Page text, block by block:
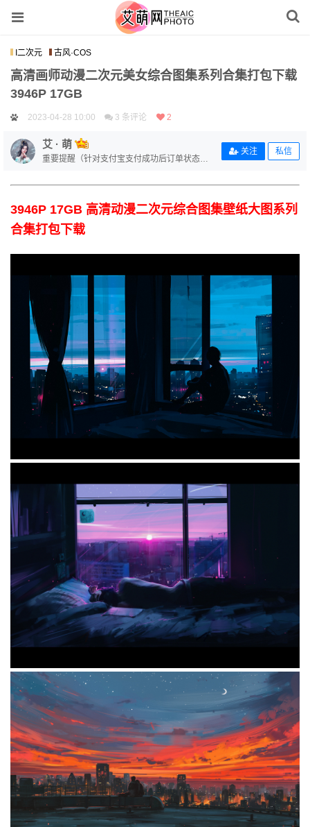
I二次元 古风·COS
高清画师动漫二次元美女综合图集系列合集打包下载
3946P 17GB
2023-04-28 10:00 3 条评论 2
艾 · 萌
重要提醒（针对支付宝支付成功后订单状态没
eart.com/zhi-fu-bao-bu-dan/】
关注 私信
3946P 17GB 高清动漫二次元综合图集壁纸大图系列
合集打包下载